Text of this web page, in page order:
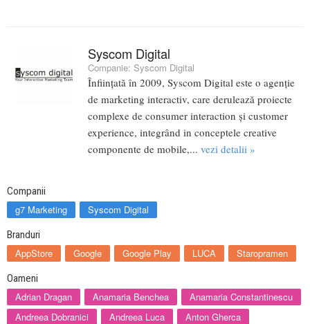
Syscom Digital
Companie: Syscom Digital
Înființată în 2009, Syscom Digital este o agenție
de marketing interactiv, care derulează proiecte
complexe de consumer interaction și customer
experience, integrând in conceptele creative
componente de mobile,... vezi detalii »
Companii
g7 Marketing Syscom Digital
Branduri
AppStore Google Google Play LUCA Staropramen
Oameni
Adrian Dragan Anamaria Benchea
Anamaria Constantinescu
Andreea Dobranici
Andreea Luca
Anton Gherca